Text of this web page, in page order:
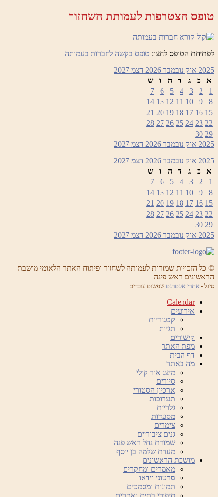
טופס הצטרפות לעמותת השחזור
לפתיחת הטופס לחצו: טופס בקשה לחברות בעמותה
2025 אוק נובמבר 2026 דצמ 2027
א
ב ג ד ה ו
ש
1
2
3
4
5
6
7
8
9
10
11
12
13
14
15
16
17
18
19
20
21
22
23
24
25
26
27
28
29
30
2025 אוק נובמבר 2026 דצמ 2027
2025 אוק נובמבר 2026 דצמ 2027
א
ב ג ד ה ו
ש
1
2
3
4
5
6
7
8
9
10
11
12
13
14
15
16
17
18
19
20
21
22
23
24
25
26
27
28
29
30
2025 אוק נובמבר 2026 דצמ 2027
© כל הזכויות שמורות לעמותה לשחזור ופיתוח האתר הלאומי מושבת
הראשונים ראש פינה
סיגל - אתרי אינטרנט שפשוט עובדים.
Calendar
אירועים
קטגוריות
תגיות
קישורים
מפת האתר
דף הבית
מה באתר
מיצג אור קולי
סיורים
ארכיון הסטורי
תערוכות
גלריות
מסעדות
צימרים
גנים ציבוריים
שמורת נחל ראש פנה
מערת שלמה בן יוסף
מושבת הראשונים
מאמרים ומחקרים
סרטוני וידאו
תמונות ומסמכים
סיפורי בתים ואתרים